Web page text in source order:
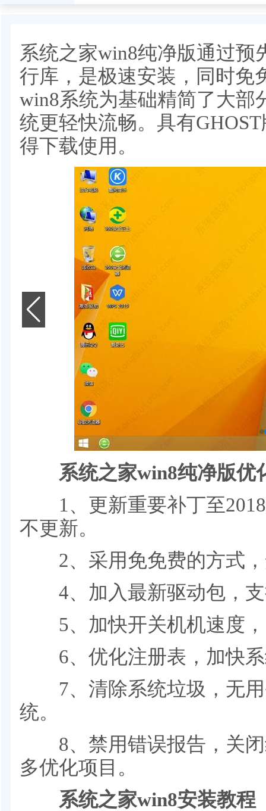
系统之家win8纯净版通过预
行库，是极速安装，同时免
win8系统为基础精简了大部
统更轻快流畅。具有
得下载使用。
系统之家win8纯净版优
1、更新重要补丁至2018
不更新。
2、采用免免费的方式，
4、加入最新驱动包，支
5、加快开关机机速度，
6、优化注册表，加快系
7、清除系统垃圾，无用
统。
8、禁用错误报告，关闭
多优化项目。
系统之家win8安装教程